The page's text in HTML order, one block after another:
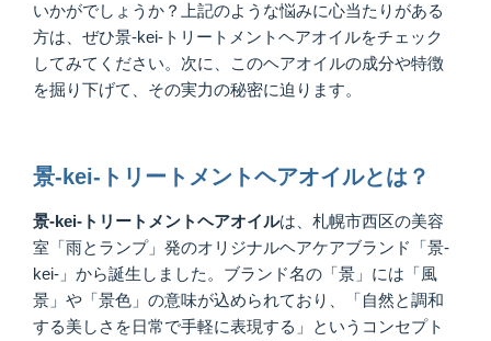
いかがでしょうか？上記のような悩みに心当たりがある
方は、ぜひ景-kei-トリートメントヘアオイルをチェック
してみてください。次に、このヘアオイルの成分や特徴
を掘り下げて、その実力の秘密に迫ります。
景-kei-トリートメントヘアオイルとは？
景-kei- トリートメントヘアオイルは、札幌市西区の美容
室「雨とランプ」発のオリジナルヘアケアブランド「景-
kei-」から誕生しました。ブランド名の「景」には「風
景」や「景色」の意味が込められており、「自然と調和
する美しさを日常で手軽に表現する」というコンセプト